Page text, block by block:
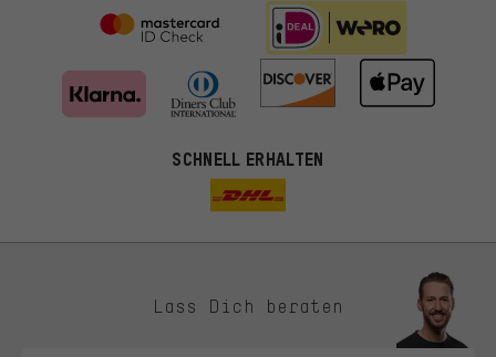
SCHNELL ERHALTEN
Lass Dich beraten